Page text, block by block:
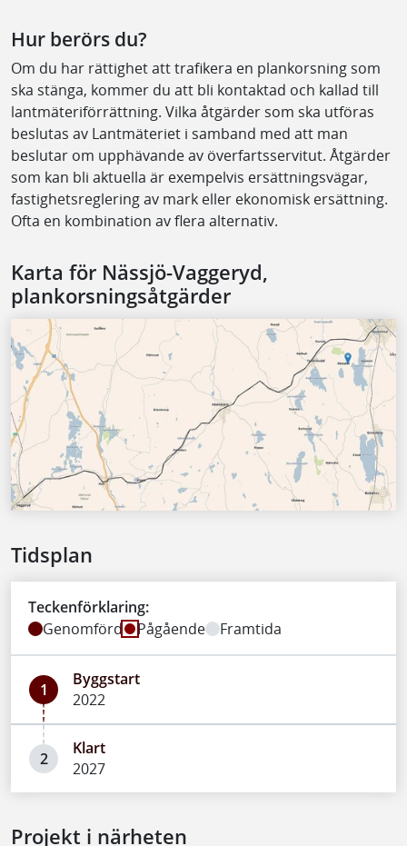
Hur berörs du?
Om du har rättighet att trafikera en plankorsning som
ska stänga, kommer du att bli kontaktad och kallad till
lantmäteriförrättning. Vilka åtgärder som ska utföras
beslutas av Lantmäteriet i samband med att man
beslutar om upphävande av överfartsservitut. Åtgärder
som kan bli aktuella är exempelvis ersättningsvägar,
fastighetsreglering av mark eller ekonomisk ersättning.
Ofta en kombination av flera alternativ.
Karta för Nässjö-Vaggeryd,
plankorsningsåtgärder
Tidsplan
Teckenförklaring:
Genomförd
Pågående Framtida
1
Byggstart
2022
2
Klart
2027
Projekt i närheten